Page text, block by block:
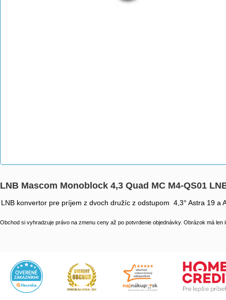
LNB Mascom Monoblock 4,3 Quad MC M4-QS01
LNB konvertor pre príjem z dvoch družíc z odstupom 4,3° Astra 19
Obchod si vyhradzuje právo na zmenu ceny až po potvrdenie objednávky. Obrázok má len